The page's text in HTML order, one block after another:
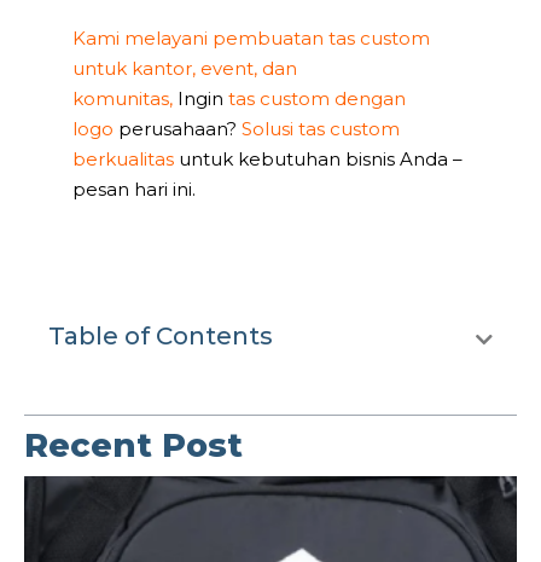
Kami melayani pembuatan tas custom
untuk kantor, event, dan
komunitas, Ingin tas custom dengan
logo perusahaan? Solusi tas custom
berkualitas untuk kebutuhan bisnis Anda –
pesan hari ini.
Table of Contents
Recent Post